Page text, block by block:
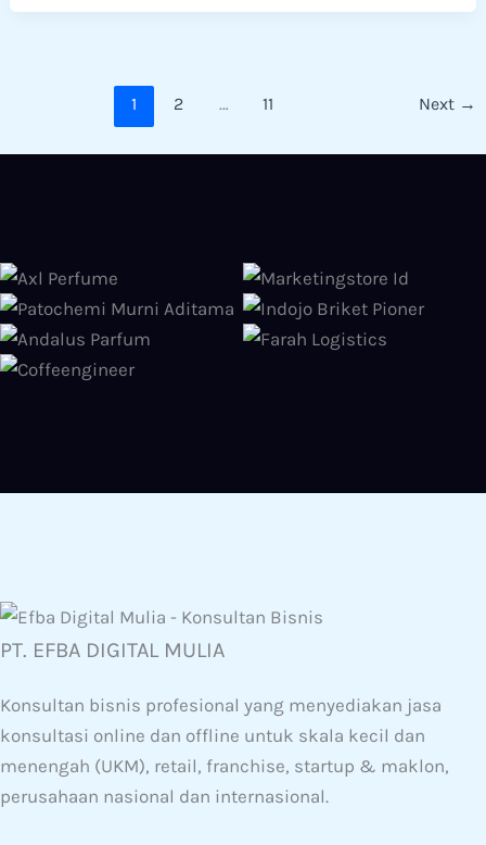
1 2 … 11 Next →
PT. EFBA DIGITAL MULIA
Konsultan bisnis profesional yang menyediakan jasa
konsultasi online dan offline untuk skala kecil dan
menengah (UKM), retail, franchise, startup & maklon,
perusahaan nasional dan internasional.